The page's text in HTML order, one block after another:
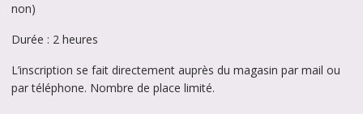
non)
Durée : 2 heures
L’inscription se fait directement auprès du magasin par mail ou
par téléphone. Nombre de place limité.